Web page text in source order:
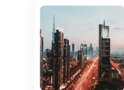
золотые
возможности.
Погрузитесь в мир
умного управления
долгами с нашим
практическим
руководством.